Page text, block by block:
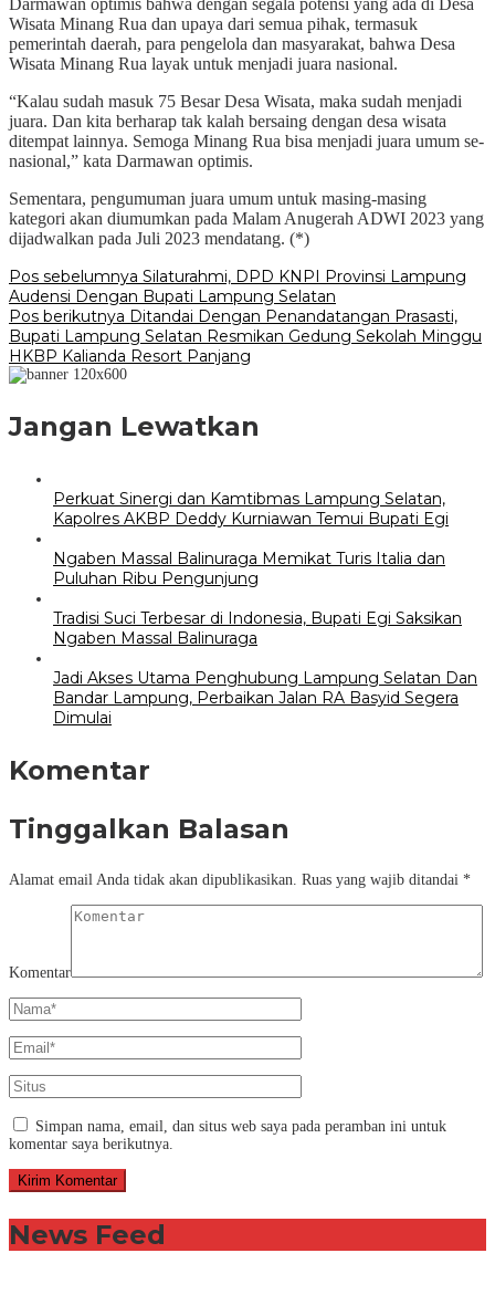
Wisata Minang Rua dan upaya dari semua pihak, termasuk
pemerintah daerah, para pengelola dan masyarakat, bahwa Desa
Wisata Minang Rua layak untuk menjadi juara nasional.
“Kalau sudah masuk 75 Besar Desa Wisata, maka sudah menjadi
juara. Dan kita berharap tak kalah bersaing dengan desa wisata
ditempat lainnya. Semoga Minang Rua bisa menjadi juara umum se-
nasional,” kata Darmawan optimis.
Sementara, pengumuman juara umum untuk masing-masing
kategori akan diumumkan pada Malam Anugerah ADWI 2023 yang
dijadwalkan pada Juli 2023 mendatang. (*)
Navigasi
pos
Pos sebelumnya Silaturahmi, DPD KNPI Provinsi Lampung
Audensi Dengan Bupati Lampung Selatan
Pos berikutnya Ditandai Dengan Penandatangan Prasasti,
Bupati Lampung Selatan Resmikan Gedung Sekolah Minggu
HKBP Kalianda Resort Panjang
Jangan Lewatkan
Perkuat Sinergi dan Kamtibmas Lampung Selatan,
Kapolres AKBP Deddy Kurniawan Temui Bupati Egi
Ngaben Massal Balinuraga Memikat Turis Italia dan
Puluhan Ribu Pengunjung
Tradisi Suci Terbesar di Indonesia, Bupati Egi Saksikan
Ngaben Massal Balinuraga
Jadi Akses Utama Penghubung Lampung Selatan Dan
Bandar Lampung, Perbaikan Jalan RA Basyid Segera
Dimulai
Komentar
Tinggalkan Balasan
Alamat email Anda tidak akan dipublikasikan. Ruas yang wajib ditandai *
Komentar
Simpan nama, email, dan situs web saya pada peramban ini untuk
komentar saya berikutnya.
News Feed